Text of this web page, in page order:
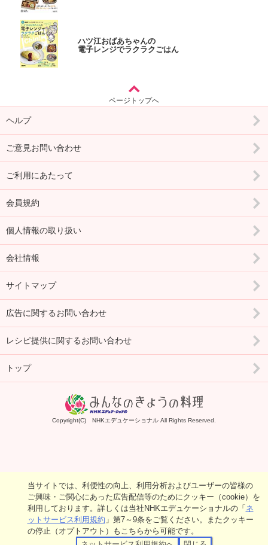
ハツ江おばあちゃんの
電子レンジでラクラクごはん
ページトップへ
ヘルプ
ご意見お問い合わせ
ご利用にあたって
会員規約
個人情報の取り扱い
会社情報
サイトマップ
広告に関するお問い合わせ
レシピ提供に関するお問い合わせ
トップ
Copyright(C) NHKエデュケーショナル All Rights Reserved.
当サイトでは、利便性の向上、利用分析およびユーザーの皆様の
ご興味・ご関心にあった広告配信等のためにクッキー（cookie）を
利用しております。詳しくは当社NHKエデュケーショナルの「ネ
ットサービス利用規約 」第7～9条をご覧ください。またクッキー
の停止（オプトアウト）もこちらから可能です。